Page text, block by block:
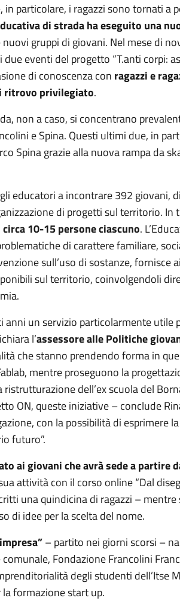
particolare, i ragazzi sono tornati a
di strada ha eseguito una
gruppi di giovani. Nel mese di
eventi del progetto “T.anti corpi:
di conoscenza con ragazzi e
ritrovo privilegiato.
non a caso, si concentrano
e Spina. Questi ultimi due, in
Spina grazie alla nuova rampa da
educatori a incontrare 392
di progetti sul territorio. In
10-15 persone ciascuno.
di carattere familiare,
sull’uso di sostanze, fornisce
sul territorio, coinvolgendoli
anni un servizio particolarmente utile
l’assessore alle Politiche
che stanno prendendo forma in
mentre proseguono la
dell’ex scuola del
ON, queste iniziative – conclude
con la possibilità di esprimere
futuro”.
ai giovani che avrà sede a partire
attività con il corso online “Dal
una quindicina di ragazzi – mentre
di idee per la scelta del nome.
– partito nei giorni scorsi –
Fondazione Francolini
degli studenti dell’Itse
formazione start up.